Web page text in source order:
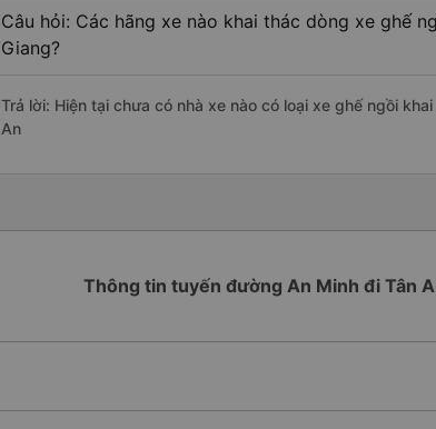
Câu hỏi: Các hãng xe nào khai thác dòng xe ghế
Giang?
Trả lời: Hiện tại chưa có nhà xe nào có loại xe ghế ngồi
An
Thông tin tuyến đường An Minh đi Tân